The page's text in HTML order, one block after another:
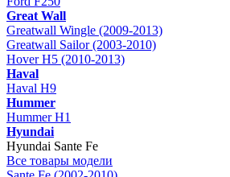
Great Wall
Greatwall Wingle (2009-2013)
Greatwall Sailor (2003-2010)
Hover H5 (2010-2013)
Haval
Haval H9
Hummer
Hummer H1
Hyundai
Hyundai Sante Fe
Все товары модели